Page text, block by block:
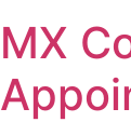
MX